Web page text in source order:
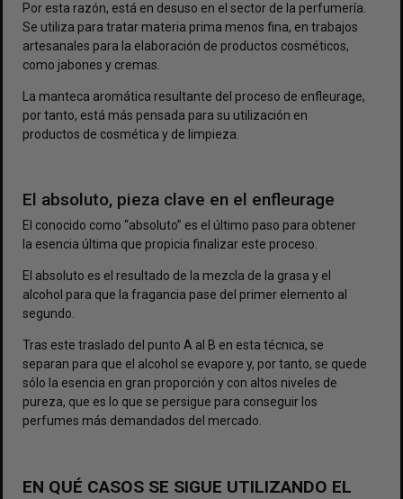
Por esta razón, está en desuso en el sector de la perfumería.
Se utiliza para tratar materia prima menos fina, en trabajos
artesanales para la elaboración de productos cosméticos,
como jabones y cremas.
La manteca aromática resultante del proceso de enfleurage,
por tanto, está más pensada para su utilización en
productos de cosmética y de limpieza.
El absoluto, pieza clave en el enfleurage
El conocido como “absoluto” es el último paso para obtener
la esencia última que propicia finalizar este proceso.
El absoluto es el resultado de la mezcla de la grasa y el
alcohol para que la fragancia pase del primer elemento al
segundo.
Tras este traslado del punto A al B en esta técnica, se
separan para que el alcohol se evapore y, por tanto, se quede
sólo la esencia en gran proporción y con altos niveles de
pureza, que es lo que se persigue para conseguir los
perfumes más demandados del mercado.
EN QUÉ CASOS SE SIGUE UTILIZANDO EL